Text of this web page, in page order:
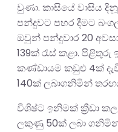
වුණා. කාසියේ වාසිය
පන්දුවට පහර දීමට
ඔවුන් පන්දුවාර 20
139ක් රැස් කළා. පිළිතුරු
කණ්ඩායම කඩුළු 4ක්
140ක් ලබාගනිමින්
විශිෂ්ට ඉනිමක් ක්‍රීඩා
ලකුණු 50ක් ලබා